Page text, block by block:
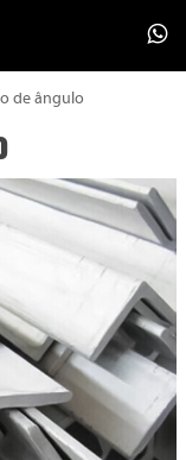

de ângulo